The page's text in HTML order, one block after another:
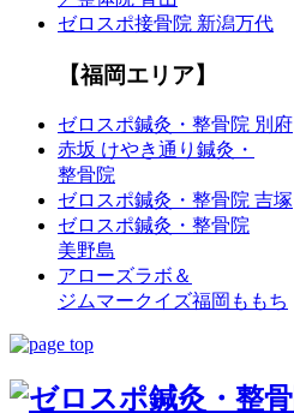
ゼロスポ接骨院 新潟万代
【福岡エリア】
ゼロスポ鍼灸・整骨院 別府
赤坂 けやき通り鍼灸・
整骨院
ゼロスポ鍼灸・整骨院 吉塚
ゼロスポ鍼灸・整骨院
美野島
アローズラボ＆
ジムマークイズ福岡ももち